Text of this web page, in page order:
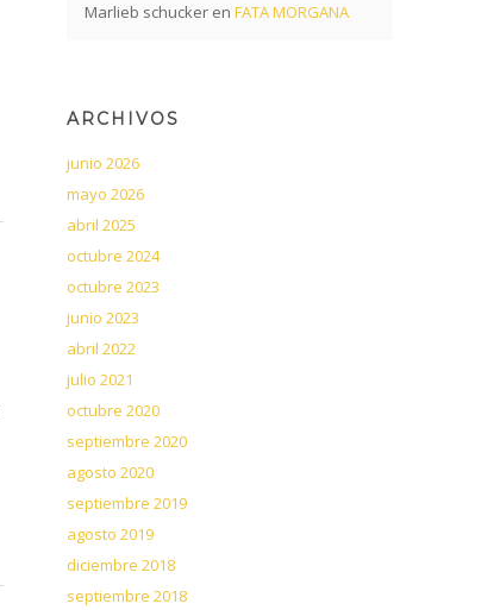
Marlieb schucker enFATA MORGANA
ARCHIVOS
junio 2026
mayo 2026
abril 2025
octubre 2024
octubre 2023
junio 2023
abril 2022
julio 2021
octubre 2020
septiembre 2020
agosto 2020
septiembre 2019
agosto 2019
diciembre 2018
septiembre 2018